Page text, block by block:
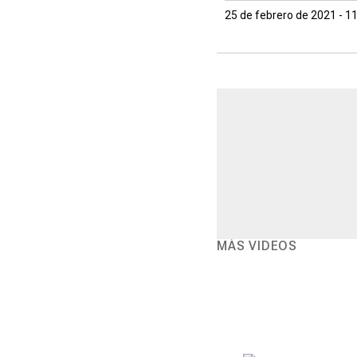
25 de febrero de 2021 -
MÁS VIDEOS